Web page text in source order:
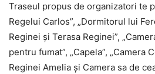
Traseul propus de organizatori te
Regelui Carlos”, „Dormitorul lui
Reginei și Terasa Reginei”,
pentru fumat”, „Capela”, „Camera
Reginei Amelia și Camera sa de